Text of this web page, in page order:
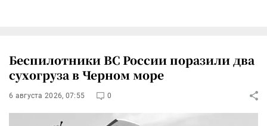
Беспилотники ВС России поразили два
сухогруза в Черном море
6 августа 2026, 07:55 0